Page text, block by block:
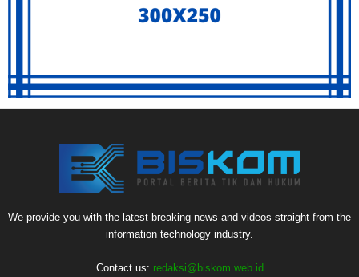
We provide you with the latest breaking news and videos straight from the
information technology industry.
Contact us: redaksi@biskom.web.id